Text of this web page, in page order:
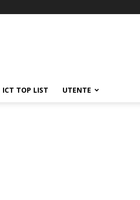
ICT TOP LIST UTENTE